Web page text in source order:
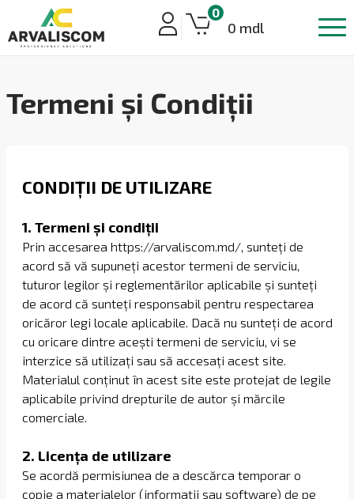
0
0 mdl
Termeni și Condiții
CONDIȚII DE UTILIZARE
1. Termeni și condiții
Prin accesarea https://arvaliscom.md/, sunteți de
acord să vă supuneți acestor termeni de serviciu,
tuturor legilor și reglementărilor aplicabile și sunteți
de acord că sunteți responsabil pentru respectarea
oricăror legi locale aplicabile. Dacă nu sunteți de acord
cu oricare dintre acești termeni de serviciu, vi se
interzice să utilizați sau să accesați acest site.
Materialul conținut în acest site este protejat de legile
aplicabile privind drepturile de autor și mărcile
comerciale.
2. Licența de utilizare
Se acordă permisiunea de a descărca temporar o
copie a materialelor (informații sau software) de pe